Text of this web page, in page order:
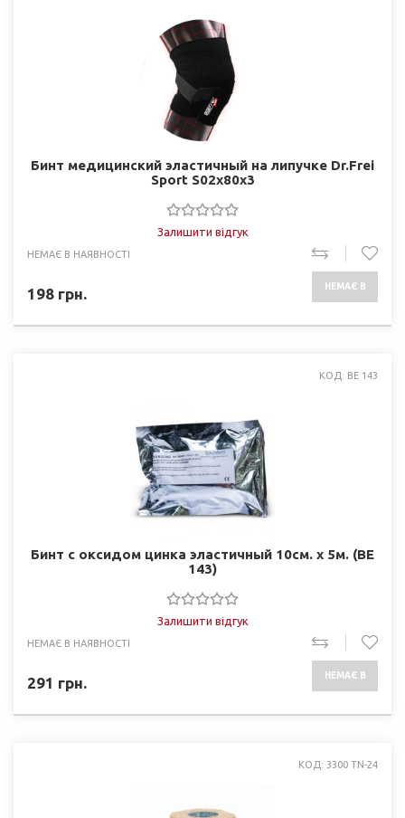
Бинт медицинский эластичный на липучке Dr.Frei
Sport S02х80х3
Залишити відгук
НЕМАЄ В НАЯВНОСТІ
198 грн. НЕМАЄ В
КОД: BE 143
Бинт с оксидом цинка эластичный 10см. х 5м. (BE
143)
Залишити відгук
НЕМАЄ В НАЯВНОСТІ
291 грн. НЕМАЄ В
КОД: 3300 TN-24